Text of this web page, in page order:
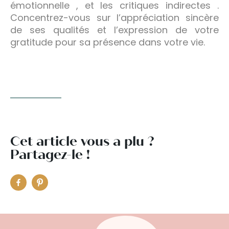
émotionnelle , et les critiques indirectes .
Concentrez-vous sur l’appréciation sincère
de ses qualités et l’expression de votre
gratitude pour sa présence dans votre vie.
Cet article vous a plu ?
Partagez-le !